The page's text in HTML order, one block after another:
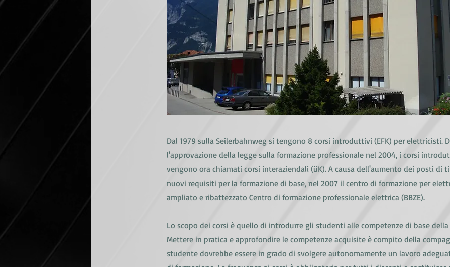
Dal 1979 sulla Seilerbahnweg si tengono 8 corsi introduttivi (EFK) per elettricisti.
l'approvazione della legge sulla formazione professionale nel 2004, i corsi
vengono ora chiamati corsi interaziendali (üK). A causa dell'aumento dei posti di
nuovi requisiti per la formazione di base, nel 2007 il centro di formazione per
ampliato e ribattezzato Centro di formazione professionale elettrica (BBZE).
Lo scopo dei corsi è quello di introdurre gli studenti alle competenze di base
Mettere in pratica e approfondire le competenze acquisite è compito della
studente dovrebbe essere in grado di svolgere autonomamente un lavoro